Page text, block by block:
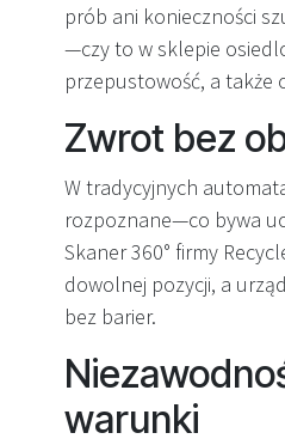
prób ani konieczności
—czy to w sklepie
przepustowość, a także
Zwrot bez
W tradycyjnych
rozpoznane—co bywa
Skaner 360° firmy
dowolnej pozycji, a
bez barier.
warunki